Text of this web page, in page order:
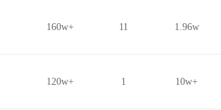
160w+ 11 1.96w
120w+ 1 10w+